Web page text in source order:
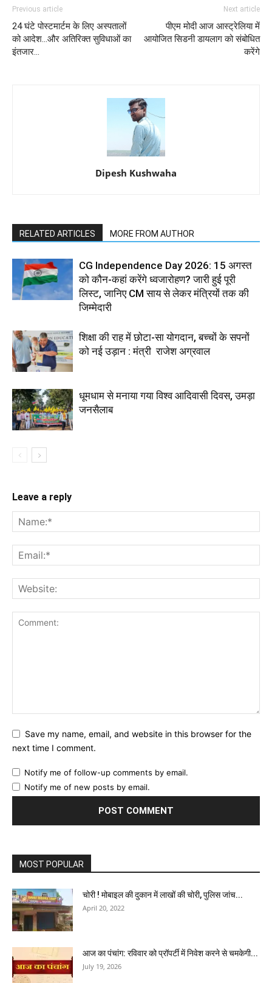
Previous article
24 घंटे पोस्टमार्टम के लिए अस्पतालों
को आदेश...और अतिरिक्त सुविधाओं का
इंतजार...
Next article
पीएम मोदी आज आस्ट्रेलिया में
आयोजित सिडनी डायलाग को संबोधित
करेंगे
Dipesh Kushwaha
RELATED ARTICLES MORE FROM AUTHOR
CG Independence Day 2026: 15 अगस्त
को कौन-कहां करेंगे ध्वजारोहण? जारी हुई पूरी
लिस्ट, जानिए CM साय से लेकर मंत्रियों तक की
जिम्मेदारी
शिक्षा की राह में छोटा-सा योगदान, बच्चों के सपनों
को नई उड़ान : मंत्री राजेश अग्रवाल
धूमधाम से मनाया गया विश्व आदिवासी दिवस, उमड़ा
जनसैलाब
Leave a reply
Save my name, email, and website in this browser for the
next time I comment.
Notify me of follow-up comments by email.
Notify me of new posts by email.
MOST POPULAR
चोरी ! मोबाइल की दुकान में लाखों की चोरी, पुलिस जांच...
April 20, 2022
आज का पंचांग: रविवार को प्रॉपर्टी में निवेश करने से चमकेगी...
July 19, 2026